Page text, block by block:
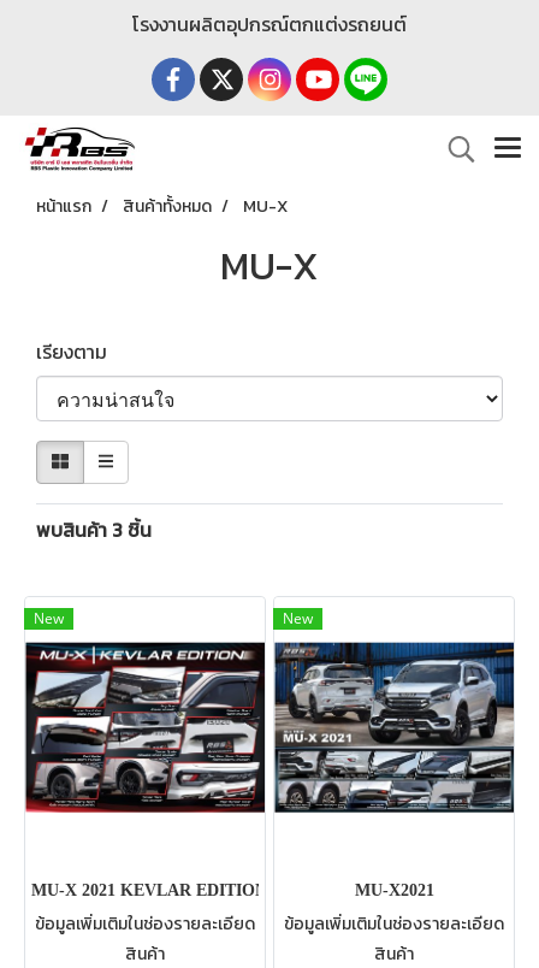
โรงงานผลิตอุปกรณ์ตกแต่งรถยนต์
หน้าแรก สินค้าทั้งหมด MU-X
MU-X
เรียงตาม
พบสินค้า 3 ชิ้น
New
MU-X 2021 KEVLAR EDITION
ข้อมูลเพิ่มเติมในช่องรายละเอียด
สินค้า
New
MU-X2021
ข้อมูลเพิ่มเติมในช่องรายละเอียด
สินค้า